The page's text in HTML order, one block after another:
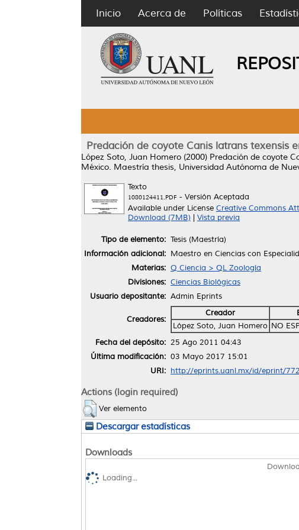
Inicio Acerca de Políticas
Predación de coyote Canis latrans texensis
López Soto, Juan Homero (2000) Predación de coyote
México. Maestría thesis, Universidad Autónoma de
Texto
1080124411.PDF - Versión Aceptada
Available under License Creative Commons
Download (7MB)
Vista previa
Tipo de elemento: Tesis (Maestría)
Información adicional: Maestro en Ciencias con
Materias: Q Ciencia > QL Zoología
Divisiones: Ciencias Biológicas
Usuario depositante: Admin Eprints
Creadores:
Creador
López Soto, Juan Homero NO
Fecha del depósito: 25 Ago 2011 04:43
Última modificación: 03 Mayo 2017 15:01
URI: http://eprints.uanl.mx/id/eprint/772
Actions (login required)
Ver elemento
Descargar estadísticas
Downloads
Loading...